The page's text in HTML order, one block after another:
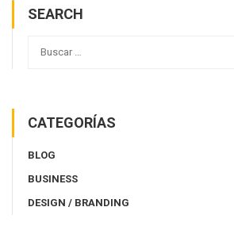
SEARCH
CATEGORÍAS
BLOG
BUSINESS
DESIGN / BRANDING